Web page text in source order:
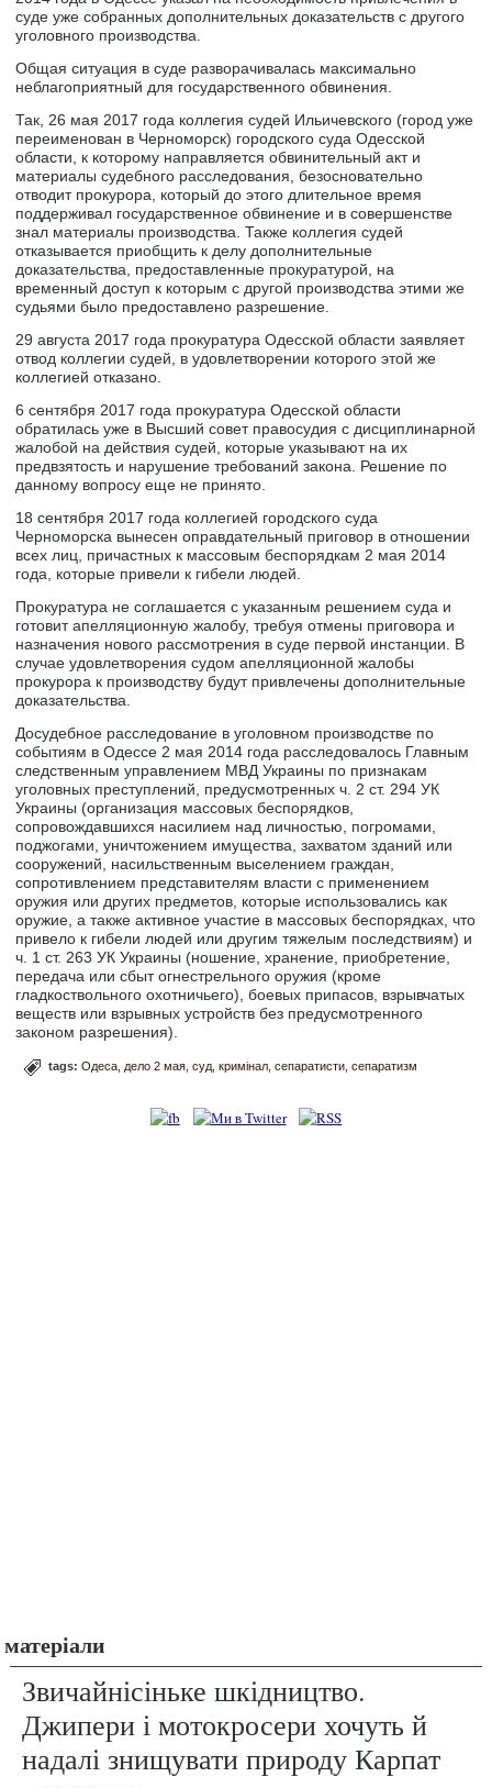
суде уже собранных дополнительных доказательств с другого
уголовного производства.
Общая ситуация в суде разворачивалась максимально
неблагоприятный для государственного обвинения.
Так, 26 мая 2017 года коллегия судей Ильичевского (город уже
переименован в Черноморск) городского суда Одесской
области, к которому направляется обвинительный акт и
материалы судебного расследования, безосновательно
отводит прокурора, который до этого длительное время
поддерживал государственное обвинение и в совершенстве
знал материалы производства. Также коллегия судей
отказывается приобщить к делу дополнительные
доказательства, предоставленные прокуратурой, на
временный доступ к которым с другой производства этими же
судьями было предоставлено разрешение.
29 августа 2017 года прокуратура Одесской области заявляет
отвод коллегии судей, в удовлетворении которого этой же
коллегией отказано.
6 сентября 2017 года прокуратура Одесской области
обратилась уже в Высший совет правосудия с дисциплинарной
жалобой на действия судей, которые указывают на их
предвзятость и нарушение требований закона. Решение по
данному вопросу еще не принято.
18 сентября 2017 года коллегией городского суда
Черноморска вынесен оправдательный приговор в отношении
всех лиц, причастных к массовым беспорядкам 2 мая 2014
года, которые привели к гибели людей.
Прокуратура не соглашается с указанным решением суда и
готовит апелляционную жалобу, требуя отмены приговора и
назначения нового рассмотрения в суде первой инстанции. В
случае удовлетворения судом апелляционной жалобы
прокурора к производству будут привлечены дополнительные
доказательства.
Досудебное расследование в уголовном производстве по
событиям в Одессе 2 мая 2014 года расследовалось Главным
следственным управлением МВД Украины по признакам
уголовных преступлений, предусмотренных ч. 2 ст. 294 УК
Украины (организация массовых беспорядков,
сопровождавшихся насилием над личностью, погромами,
поджогами, уничтожением имущества, захватом зданий или
сооружений, насильственным выселением граждан,
сопротивлением представителям власти с применением
оружия или других предметов, которые использовались как
оружие, а также активное участие в массовых беспорядках, что
привело к гибели людей или другим тяжелым последствиям) и
ч. 1 ст. 263 УК Украины (ношение, хранение, приобретение,
передача или сбыт огнестрельного оружия (кроме
гладкоствольного охотничьего), боевых припасов, взрывчатых
веществ или взрывных устройств без предусмотренного
законом разрешения).
tags:Одеса дело 2 мая суд кримінал сепаратисти сепаратизм
матеріали
Звичайнісіньке шкідництво.
Джипери і мотокросери хочуть й
надалі знищувати природу Карпат